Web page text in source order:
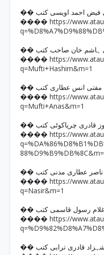
فیض احمد اویسی کتب
���� https://
ہاشم خان صاحب کتب
���� https://
q=Mufti+Hashim&m=1
�� مفتی انس عطاری کتب
���� https://
q=Mufti+Anas&m=1
قادری چریاکوٹی کتب
���� https://
ناصر عطاری مدنی کتب
���� https://
q=Nasir&m=1
غلام رسول قاسمی کتب
���� https://
شہزاد قادری ترابی کتب